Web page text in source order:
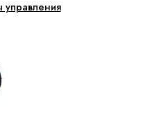
управления